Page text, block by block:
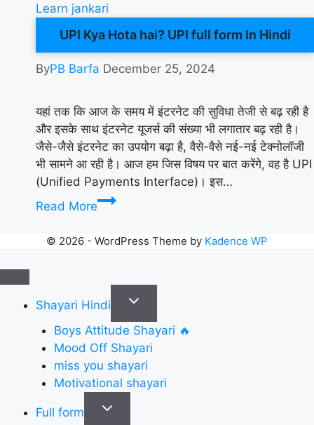
Learn jankari
UPI Kya Hota hai? UPI full form In Hindi
ByPB Barfa December 25, 2024
यहां तक कि आज के समय में इंटरनेट की सुविधा तेजी से बढ़ रही है
और इसके साथ इंटरनेट यूजर्स की संख्या भी लगातार बढ़ रही है।
जैसे-जैसे इंटरनेट का उपयोग बढ़ा है, वैसे-वैसे नई-नई टेक्नोलॉजी
भी सामने आ रही है। आज हम जिस विषय पर बात करेंगे, वह है UPI
(Unified Payments Interface)। इस…
Read More
UPI
Hota
full
form
Hindi
© 2026 - WordPress Theme by Kadence WP
Shayari Hindi
Toggle
menu
Boys Attitude Shayari 🔥
Mood Off Shayari
miss you shayari
Motivational shayari
Full form
Toggle